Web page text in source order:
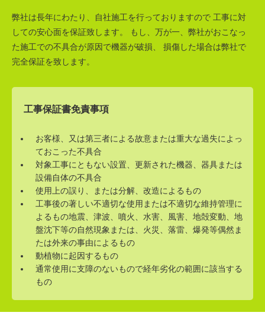
弊社は長年にわたり、自社施工を行っておりますので 工事に対
しての安心面を保証致します。 もし、万が一、弊社がおこなっ
た施工での不具合が原因で機器が破損、 損傷した場合は弊社で
完全保証を致します。
工事保証書免責事項
お客様、又は第三者による故意または重大な過失によっ
ておこった不具合
対象工事にともない設置、更新された機器、器具または
設備自体の不具合
使用上の誤り、または分解、改造によるもの
工事後の著しい不適切な使用または不適切な維持管理に
よるもの地震、津波、噴火、水害、風害、地殻変動、地
盤沈下等の自然現象または、火災、落雷、爆発等偶然ま
たは外来の事由によるもの
動植物に起因するもの
通常使用に支障のないもので経年劣化の範囲に該当する
もの